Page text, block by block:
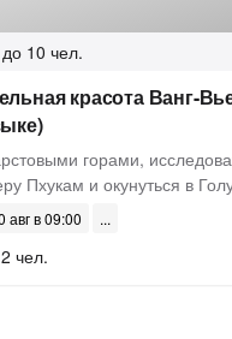
до 10 чел.
красота Ванг-
горами,
Пхукам и окунуться в
авг в 09:00
чел.